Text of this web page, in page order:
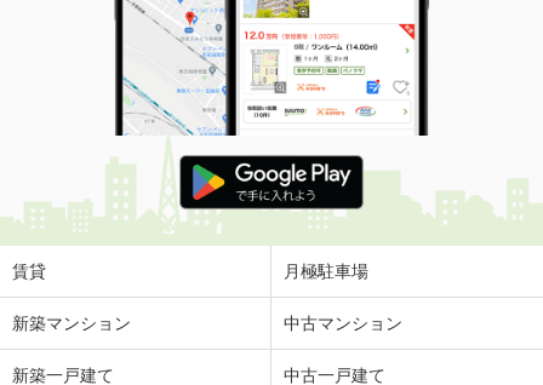
住 所
宮城県仙台市太白区鹿野本町
専有面積 49.5m²
間取り
1LDK
宮城県仙台市太白区青山２
価 格
12万円
住 所
宮城県仙台市太白区青山２
専有面積
宮城県仙台市青葉区二日町
6.20万円
賃貸 月極駐車場
新築マンション 中古マンション
新築一戸建て 中古一戸建て